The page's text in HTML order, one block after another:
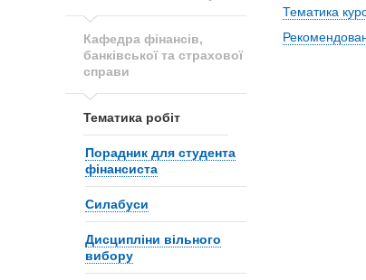
Кафедра фінансів,
банківської та страхової
справи
Тематика робіт
Порадник для студента
фінансиста
Силабуси
Дисципліни вільного
вибору
Тематика